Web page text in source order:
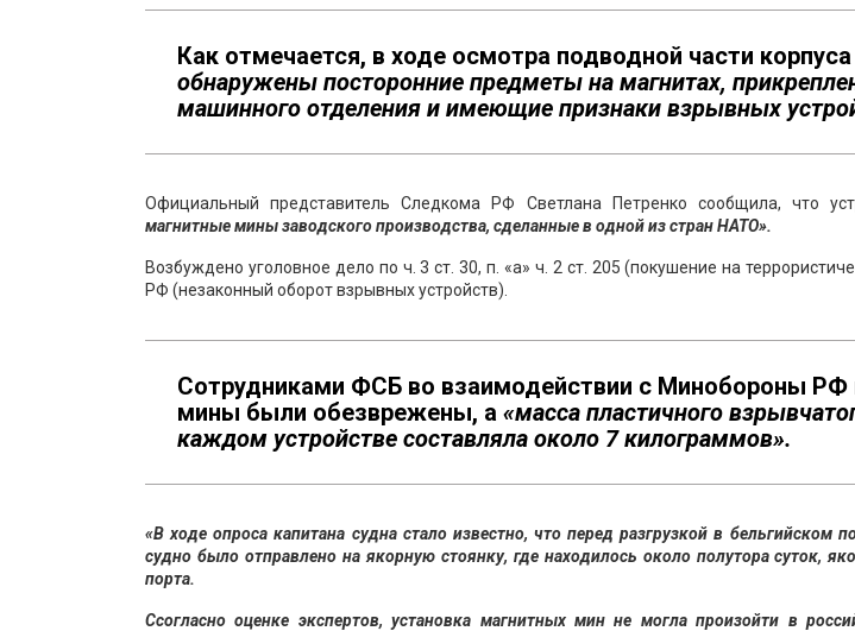
Как отмечается, в ходе осмотра подводной части
обнаружены посторонние предметы на магнитах,
машинного отделения и имеющие признаки взрывных
Официальный представитель Следкома РФ Светлана Петренко сообщила, что
магнитные мины заводского производства, сделанные в одной из стран НАТО».
Возбуждено уголовное дело по ч. 3 ст. 30, п. «а» ч. 2 ст. 205 (покушение на
РФ (незаконный оборот взрывных устройств).
Сотрудниками ФСБ во взаимодействии с Минобороны РФ
мины были обезврежены, а «масса пластичного
каждом устройстве составляла около 7 килограммов».
«В ходе опроса капитана судна стало известно, что перед разгрузкой в бельгийском
судно было отправлено на якорную стоянку, где находилось около полутора суток,
порта.
Ссогласно оценке экспертов, установка магнитных мин не могла произойти в